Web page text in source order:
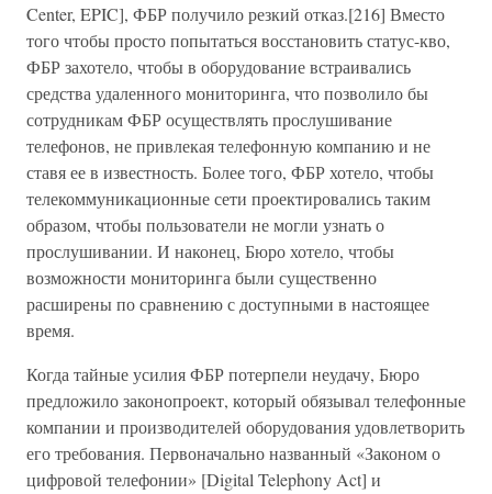
Center, EPIC], ФБР получило резкий отказ.[216] Вместо
того чтобы просто попытаться восстановить статус-кво,
ФБР захотело, чтобы в оборудование встраивались
средства удаленного мониторинга, что позволило бы
сотрудникам ФБР осуществлять прослушивание
телефонов, не привлекая телефонную компанию и не
ставя ее в известность. Более того, ФБР хотело, чтобы
телекоммуникационные сети проектировались таким
образом, чтобы пользователи не могли узнать о
прослушивании. И наконец, Бюро хотело, чтобы
возможности мониторинга были существенно
расширены по сравнению с доступными в настоящее
время.
Когда тайные усилия ФБР потерпели неудачу, Бюро
предложило законопроект, который обязывал телефонные
компании и производителей оборудования удовлетворить
его требования. Первоначально названный «Законом о
цифровой телефонии» [Digital Telephony Act] и